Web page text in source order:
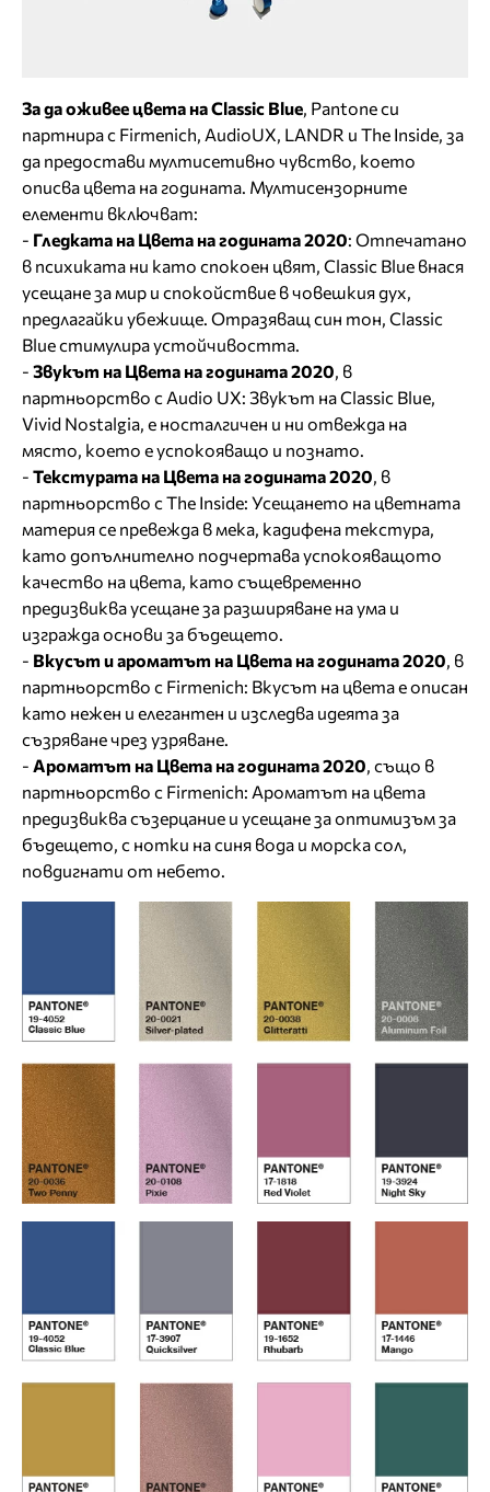
За да оживее цвета на Classic Blue, Pantone си
партнира с Firmenich, AudioUX, LANDR и The Inside, за
да предостави мултисетивно чувство, което
описва цвета на годината. Мултисензорните
елементи включват:
- Гледката на Цвета на годината 2020: Отпечатано
в психиката ни като спокоен цвят, Classic Blue внася
усещане за мир и спокойствие в човешкия дух,
предлагайки убежище. Отразяващ син тон, Classic
Blue стимулира устойчивостта.
- Звукът на Цвета на годината 2020, в
партньорство с Audio UX: Звукът на Classic Blue,
Vivid Nostalgia, е носталгичен и ни отвежда на
място, което е успокояващо и познато.
- Текстурата на Цвета на годината 2020, в
партньорство с The Inside: Усещането на цветната
материя се превежда в мека, кадифена текстура,
като допълнително подчертава успокояващото
качество на цвета, като същевременно
предизвиква усещане за разширяване на ума и
изгражда основи за бъдещето.
- Вкусът и ароматът на Цвета на годината 2020, в
партньорство с Firmenich: Вкусът на цвета е описан
като нежен и елегантен и изследва идеята за
съзряване чрез узряване.
- Ароматът на Цвета на годината 2020, също в
партньорство с Firmenich: Ароматът на цвета
предизвиква съзерцание и усещане за оптимизъм за
бъдещето, с нотки на синя вода и морска сол,
повдигнати от небето.